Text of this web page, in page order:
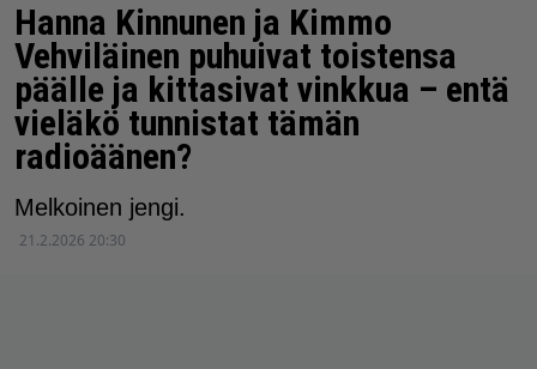
Hanna Kinnunen ja Kimmo
Vehviläinen puhuivat toistensa
päälle ja kittasivat vinkkua – entä
vieläkö tunnistat tämän
radioäänen?
Melkoinen jengi.
21.2.2026 20:30